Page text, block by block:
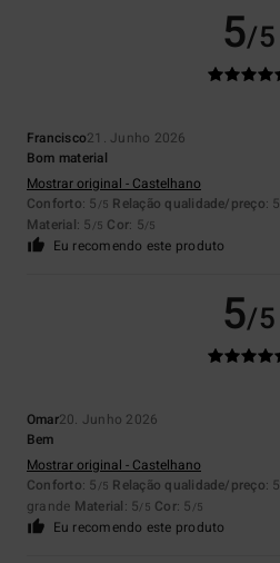
5/5
Francisco21. Junho 2026
Bom material
Mostrar original - Castelhano
Conforto: 5 /5 Relação qualidade/preço: 5
Material: 5 /5 Cor: 5/5
Eu recomendo este produto
5/5
Omar20. Junho 2026
Bem
Mostrar original - Castelhano
Conforto: 5 /5 Relação qualidade/preço: 5
grande Material: 5/5 Cor: 5 /5
Eu recomendo este produto